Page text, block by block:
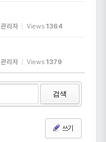
관리자 Views 1364
관리자 Views 1379
검색
쓰기